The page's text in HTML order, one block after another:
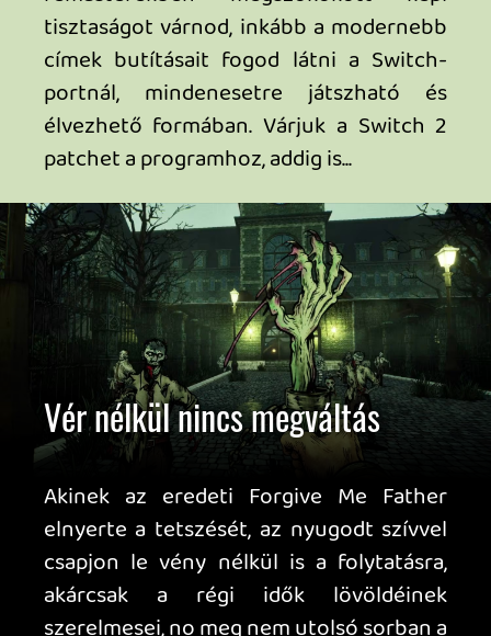
Ahhoz, hogy te is hozzászólj, be kell
jelentkezned!